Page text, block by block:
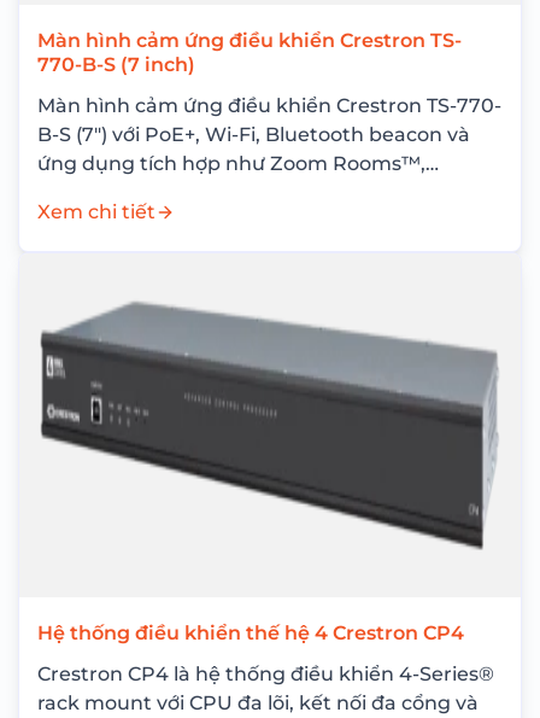
Màn hình cảm ứng điều khiển Crestron TS-
770-B-S (7 inch)
Màn hình cảm ứng điều khiển Crestron TS-770-
B-S (7″) với PoE+, Wi-Fi, Bluetooth beacon và
ứng dụng tích hợp như Zoom Rooms™,
Xem chi tiết
Hệ thống điều khiển thế hệ 4 Crestron CP4
Crestron CP4 là hệ thống điều khiển 4-Series®
rack mount với CPU đa lõi, kết nối đa cổng và